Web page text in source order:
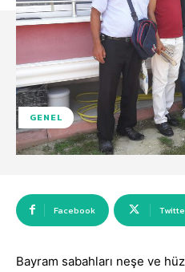
GENEL
Facebook
Bayram sabahları neşe ve